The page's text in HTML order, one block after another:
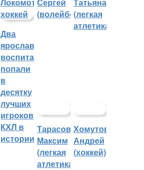
Два
ярославских
воспитанника
попали
в
десятку
лучших
игроков
КХЛ в
истории
(волейбол)(легкая
атлетика)
Тарасов
Максим
(легкая
атлетика)
Хомутов
Андрей
(хоккей)